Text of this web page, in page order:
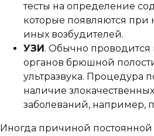
тесты на определение
которые появляются при
иных возбудителей.
УЗИ . Обычно проводится
органов брюшной
ультразвука. Процедура
наличие
заболеваний, например,
Иногда причиной постоянной